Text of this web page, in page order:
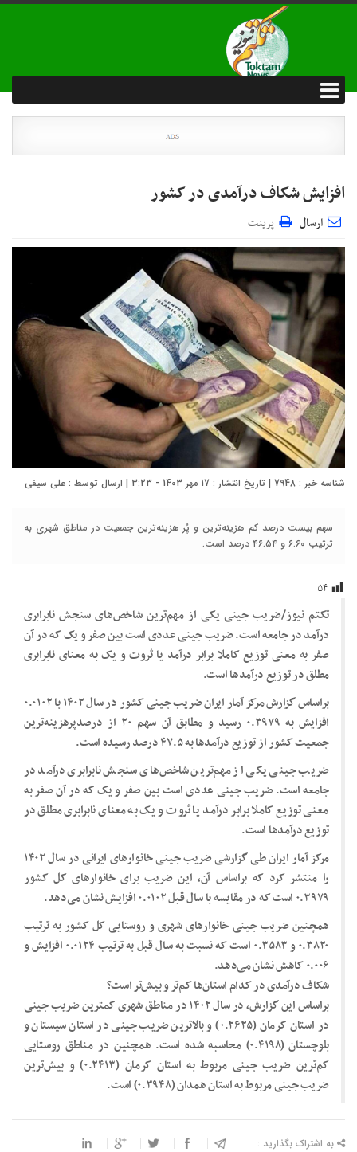
افزایش شکاف درآمدی در کشور
ارسال پرینت
شناسه خبر : 7948 | تاریخ انتشار : 17 مهر 1403 - 3:23 | ارسال توسط : علی سیفی
سهم بیست درصد کم هزینه‌ترین و پُر هزینه‌ترین جمعیت در مناطق شهری به
ترتیب ۶.۶۰ و ۴۶.۵۴ درصد است.
۵۴
تکتم نیوز/ضریب جینی یکی از مهم‌ترین شاخص‌های سنجش نابرابری
درآمد در جامعه است. ضریب جینی عددی است بین صفر و یک که در آن
صفر به معنی توزیع کاملا برابر درآمد یا ثروت و یک به معنای نابرابری
مطلق در توزیع درآمد‌ها است.
براساس گزارش مرکز آمار ایران ضریب جینی کشور در سال ۱۴۰۲ با ۰.۰۱۰۲
افزایش به ۰.۳۹۷۹ رسید و مطابق آن سهم ۲۰ از درصدپرهزینه‌ترین
جمعیت کشور از توزیع درآمد‌ها به ۴۷.۵ درصد رسیده است.
ضریب جینی یکی از مهم‌ترین شاخص‌های سنجش نابرابری درآمد در
جامعه است. ضریب جینی عددی است بین صفر و یک که در آن صفر به
معنی توزیع کاملا برابر درآمد یا ثروت و یک به معنای نابرابری مطلق در
توزیع درآمد‌ها است.
مرکز آمار ایران طی گزارشی ضریب جینی خانوار‌های ایرانی در سال ۱۴۰۲
را منتشر کرد که براساس آن، این ضریب برای خانوار‌های کل کشور
۰.۳۹۷۹ است که در مقایسه با سال قبل ۰.۰۱۰۲ افزایش نشان می‌دهد.
همچنین ضریب جینی خانوار‌های شهری و روستایی کل کشور به ترتیب
۰.۳۸۲۰ و ۰.۳۵۸۳ است که نسبت به سال قبل به ترتیب ۰.۰۱۲۴ افزایش و
۰.۰۰۶ کاهش نشان می‌دهد.
شکاف درآمدی در کدام استان‌ها کم‌تر و بیش‌تر است؟
براساس این گزارش، در سال ۱۴۰۲ در مناطق شهری کمترین ضریب جینی
در استان کرمان (۰.۲۶۲۵) و بالاترین ضریب جینی در استان سیستان و
بلوچستان (۰.۴۱۹۸) محاسبه شده است. همچنین در مناطق روستایی
کم‌ترین ضریب جینی مربوط به استان کرمان (۰.۲۴۱۳) و بیش‌ترین
ضریب جینی مربوط به استان همدان (۰.۳۹۴۸) است.
به اشتراک بگذارید :